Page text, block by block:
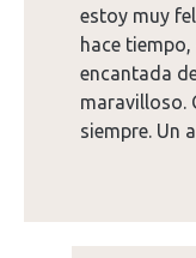
estoy muy
hace
encantada
maravilloso.
siempre. Un